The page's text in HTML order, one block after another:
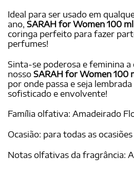
Ideal para ser usado em
ano, SARAH for Women 100 ml
coringa perfeito para fazer
perfumes!
Sinta-se poderosa e feminina
nosso SARAH for Women 100
por onde passa e seja
sofisticado e envolvente!
Família olfativa: Amadeirado
Ocasião: para todas as
Notas olfativas da fragrância: